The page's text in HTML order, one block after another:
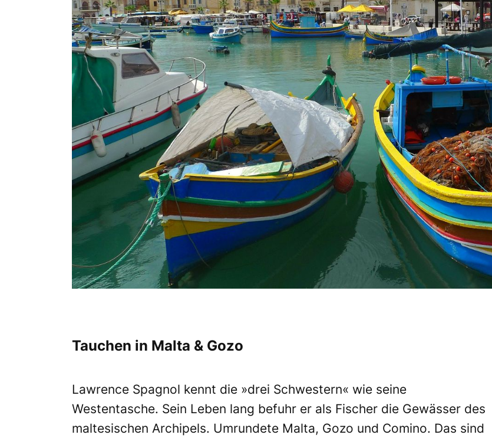
Tauchen in Malta & Gozo
Lawrence Spagnol kennt die »drei Schwestern« wie seine
Westentasche. Sein Leben lang befuhr er als Fischer die Gewässer des
maltesischen Archipels. Umrundete Malta, Gozo und Comino. Das sind